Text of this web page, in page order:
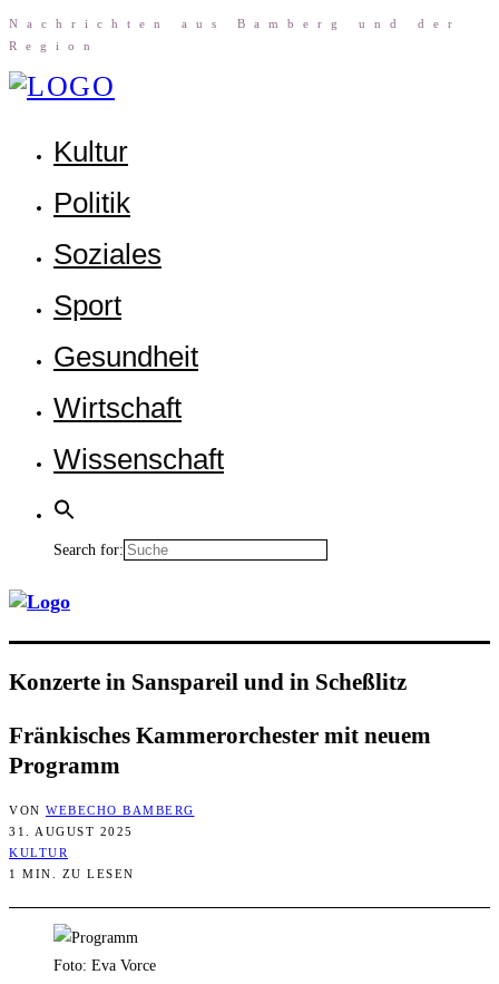
Nach­rich­ten aus Bam­berg und der
Region
Kul­tur
Poli­tik
Sozia­les
Sport
Gesund­heit
Wirt­schaft
Wis­sen­schaft
Search for:
Kon­zer­te in San­s­pa­reil und in Scheßlitz
Frän­ki­sches Kam­mer­or­ches­ter mit neu­em
Programm
VON WEBECHO BAMBERG
31. AUGUST 2025
KULTUR
1 MIN. ZU LESEN
Foto: Eva Vorce